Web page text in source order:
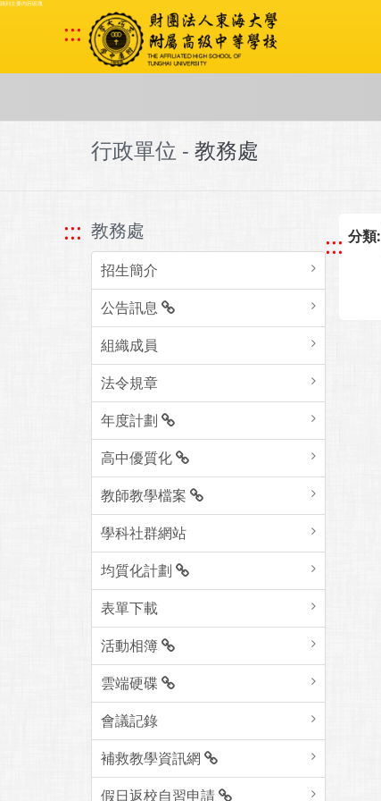
跳到主要內容區塊
:::
行政單位 - 教務處
::: 教務處
招生簡介
公告訊息
組織成員
法令規章
年度計劃
高中優質化
教師教學檔案
學科社群網站
均質化計劃
表單下載
活動相簿
雲端硬碟
會議記錄
補救教學資訊網
假日返校自習申請
::: 分類: